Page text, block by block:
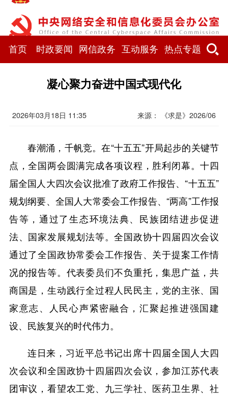
首页 时政要闻 网信政务 互动服务 热点专题
凝心聚力奋进中国式现代化
2026年03月18日 11:35 来源： 《求是》2026/06
春潮涌，千帆竞。在“十五五”开局起步的关键节
点，全国两会圆满完成各项议程，胜利闭幕。十四
届全国人大四次会议批准了政府工作报告、“十五五”
规划纲要、全国人大常委会工作报告、“两高”工作报
告等，通过了生态环境法典、民族团结进步促进
法、国家发展规划法等。全国政协十四届四次会议
通过了全国政协常委会工作报告、关于提案工作情
况的报告等。代表委员们不负重托，集思广益，共
商国是，生动践行全过程人民民主，党的主张、国
家意志、人民心声紧密融合，汇聚起推进强国建
设、民族复兴的时代伟力。
连日来，习近平总书记出席十四届全国人大四
次会议和全国政协十四届四次会议，参加江苏代表
团审议，看望农工党、九三学社、医药卫生界、社